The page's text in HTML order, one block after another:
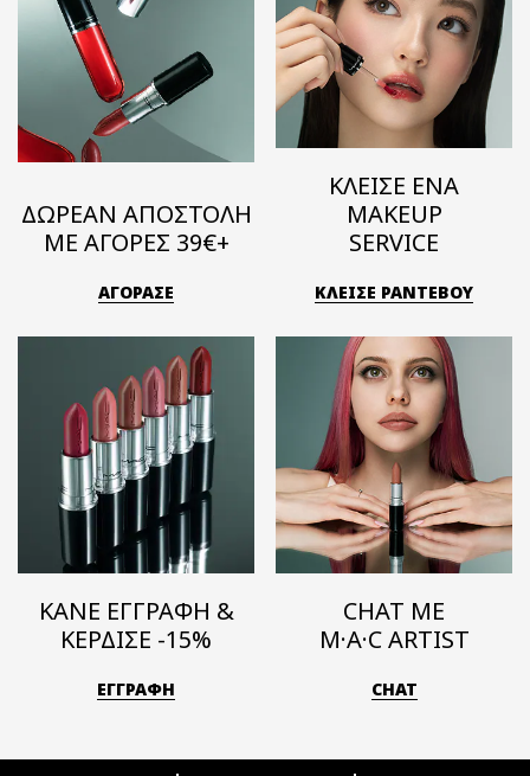
ΔΩΡΕΑΝ ΑΠΟΣΤΟΛΗ
ΜΕ ΑΓΟΡΕΣ 39€+
ΑΓΟΡΑΣΕ
ΚΛΕΙΣΕ ΕΝΑ
MAKEUP
SERVICE
ΚΛΕΙΣΕ ΡΑΝΤΕΒΟΥ
ΚΑΝΕ ΕΓΓΡΑΦΗ &
ΚΕΡΔΙΣΕ -15%
ΕΓΓΡΑΦΗ
CHAT ΜΕ
M·A·C ARTIST
CHAT